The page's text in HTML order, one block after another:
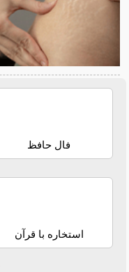
فال حافظ
استخاره با قرآن